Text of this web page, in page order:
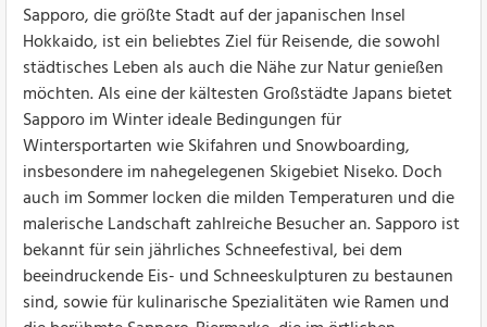
Sapporo, die größte Stadt auf der japanischen Insel
Hokkaido, ist ein beliebtes Ziel für Reisende, die sowohl
städtisches Leben als auch die Nähe zur Natur genießen
möchten. Als eine der kältesten Großstädte Japans bietet
Sapporo im Winter ideale Bedingungen für
Wintersportarten wie Skifahren und Snowboarding,
insbesondere im nahegelegenen Skigebiet Niseko. Doch
auch im Sommer locken die milden Temperaturen und die
malerische Landschaft zahlreiche Besucher an. Sapporo ist
bekannt für sein jährliches Schneefestival, bei dem
beeindruckende Eis- und Schneeskulpturen zu bestaunen
sind, sowie für kulinarische Spezialitäten wie Ramen und